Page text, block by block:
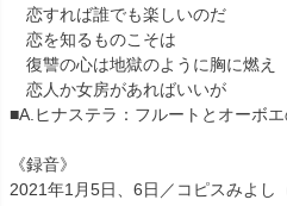
恋すれば誰でも楽しいのだ
恋を知るものこそは
復讐の心は地獄のように胸に燃え
恋人か女房があればいいが
■A.ヒナステラ：フルートとオーボ
《録音》
2021年1月5日、6日／コピスみよし